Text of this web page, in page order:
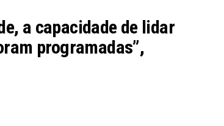
a capacidade de lidar
programadas”,